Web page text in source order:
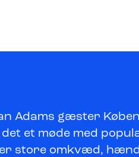
Adams gæster
det et møde med
er store omkvæd,